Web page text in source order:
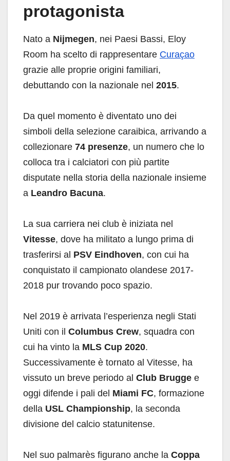
protagonista
Nato a Nijmegen, nei Paesi Bassi, Eloy
Room ha scelto di rappresentare Curaçao
grazie alle proprie origini familiari,
debuttando con la nazionale nel 2015.
Da quel momento è diventato uno dei
simboli della selezione caraibica, arrivando a
collezionare 74 presenze, un numero che lo
colloca tra i calciatori con più partite
disputate nella storia della nazionale insieme
a Leandro Bacuna.
La sua carriera nei club è iniziata nel
Vitesse, dove ha militato a lungo prima di
trasferirsi al PSV Eindhoven, con cui ha
conquistato il campionato olandese 2017-
2018 pur trovando poco spazio.
Nel 2019 è arrivata l’esperienza negli Stati
Uniti con il Columbus Crew, squadra con
cui ha vinto la MLS Cup 2020.
Successivamente è tornato al Vitesse, ha
vissuto un breve periodo al Club Brugge e
oggi difende i pali del Miami FC, formazione
della USL Championship, la seconda
divisione del calcio statunitense.
Nel suo palmarès figurano anche la Coppa